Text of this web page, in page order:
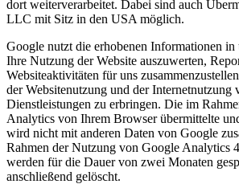
dort weiterverarbeitet. Dabei sind auch
LLC mit Sitz in den USA möglich.
Google nutzt die erhobenen Informationen
Ihre Nutzung der Website auszuwerten,
Websiteaktivitäten für uns
der Websitenutzung und der Internetnutzung
Dienstleistungen zu erbringen. Die im
Analytics von Ihrem Browser übermittelte
wird nicht mit anderen Daten von Google
Rahmen der Nutzung von Google Analytics
werden für die Dauer von zwei Monaten
anschließend gelöscht.